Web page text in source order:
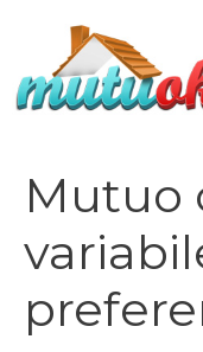
contenuto
Mutuo